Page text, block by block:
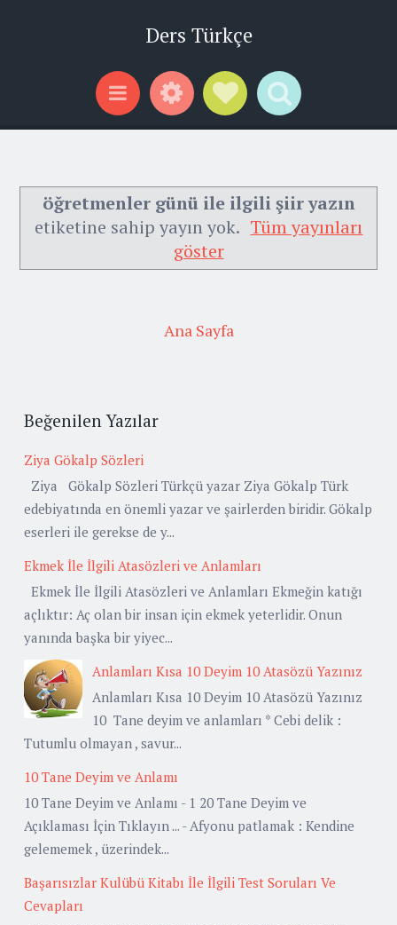
Ders Türkçe
Menu WidgetsSocial Links
Search
öğretmenler günü ile ilgili şiir yazın
etiketine sahip yayın yok. Tüm yayınları
göster
Ana Sayfa
Beğenilen Yazılar
Ziya Gökalp Sözleri
Ziya Gökalp Sözleri Türkçü yazar Ziya Gökalp Türk
edebiyatında en önemli yazar ve şairlerden biridir. Gökalp
eserleri ile gerekse de y...
Ekmek İle İlgili Atasözleri ve Anlamları
Ekmek İle İlgili Atasözleri ve Anlamları Ekmeğin katığı
açlıktır: Aç olan bir insan için ekmek yeterlidir. Onun
yanında başka bir yiyec...
Anlamları Kısa 10 Deyim 10 Atasözü Yazınız
Anlamları Kısa 10 Deyim 10 Atasözü Yazınız
10 Tane deyim ve anlamları * Cebi delik :
Tutumlu olmayan , savur...
10 Tane Deyim ve Anlamı
10 Tane Deyim ve Anlamı - 1 20 Tane Deyim ve
Açıklaması İçin Tıklayın ... - Afyonu patlamak : Kendine
gelememek , üzerindek...
Başarısızlar Kulübü Kitabı İle İlgili Test Soruları Ve
Cevapları